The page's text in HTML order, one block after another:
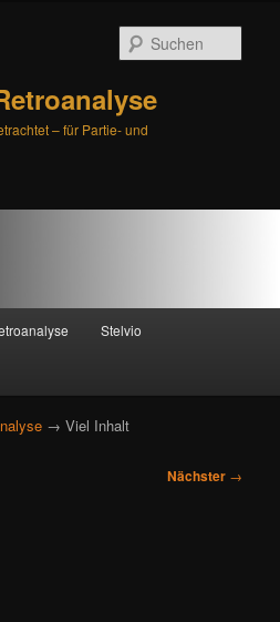
– für Partie- und
Stelvio
→ Viel Inhalt
Nächster →